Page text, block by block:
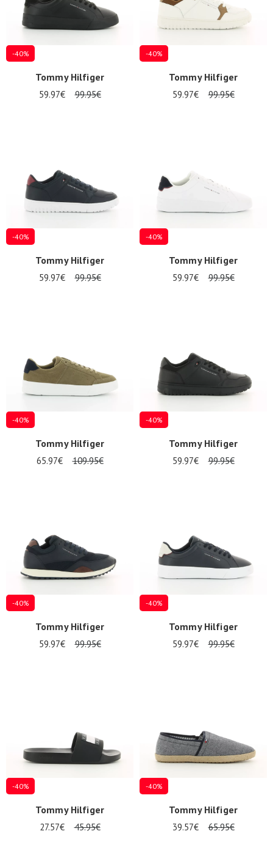
-40%
Tommy Hilfiger
59.97€ 99.95€
-40%
Tommy Hilfiger
59.97€ 99.95€
-40%
Tommy Hilfiger
59.97€ 99.95€
-40%
Tommy Hilfiger
59.97€ 99.95€
-40%
Tommy Hilfiger
65.97€ 109.95€
-40%
Tommy Hilfiger
59.97€ 99.95€
-40%
Tommy Hilfiger
59.97€ 99.95€
-40%
Tommy Hilfiger
59.97€ 99.95€
-40%
Tommy Hilfiger
27.57€ 45.95€
-40%
Tommy Hilfiger
39.57€ 65.95€